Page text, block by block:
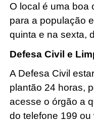
O local é uma boa
para a população
quinta e na sexta,
Defesa Civil e
A Defesa Civil
plantão 24 horas,
acesse o órgão a
do telefone 199 ou